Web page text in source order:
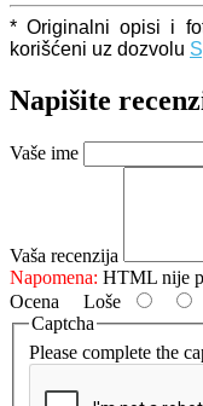
* Originalni opisi i
korišćeni uz dozvolu
Napišite
Vaše ime
Vaša recenzija
Napomena: HTML nije
Ocena Loše
Captcha
Please complete the